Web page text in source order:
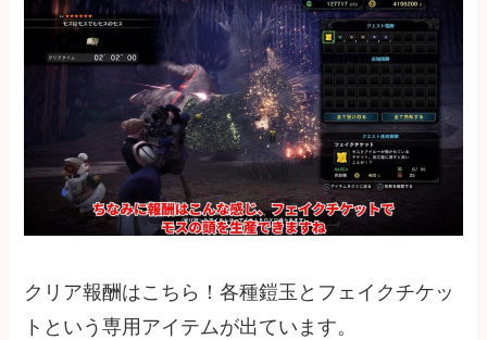
クリア報酬はこちら！各種鎧玉とフェイクチケッ
トという専用アイテムが出ています。